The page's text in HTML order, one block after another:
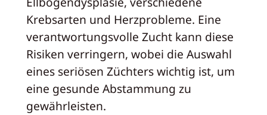
Krebsarten und Herzprobleme. Eine
verantwortungsvolle Zucht kann diese
Risiken verringern, wobei die Auswahl
eines seriösen Züchters wichtig ist, um
eine gesunde Abstammung zu
gewährleisten.